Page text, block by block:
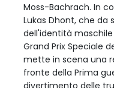
Moss-Bachrach. In
Lukas Dhont, che da
dell'identità maschile
Grand Prix Speciale
mette in scena una
fronte della Prima